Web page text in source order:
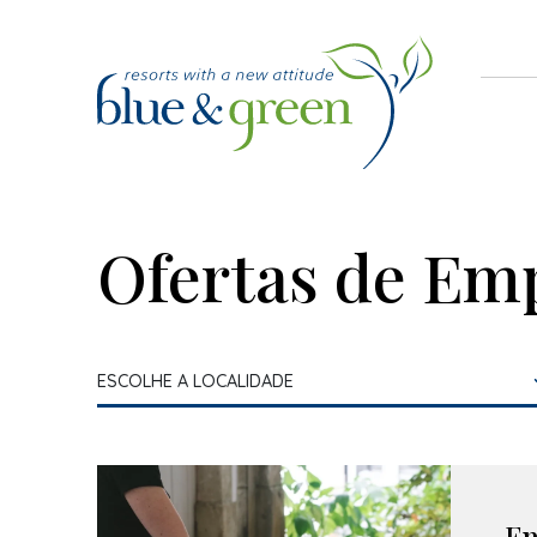
Ofertas de